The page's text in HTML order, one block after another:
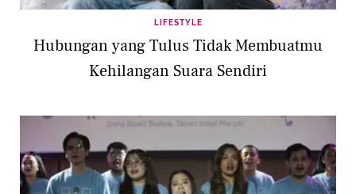
LIFESTYLE
Hubungan yang Tulus Tidak Membuatmu
Kehilangan Suara Sendiri